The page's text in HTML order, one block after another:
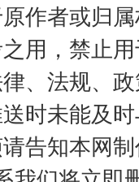
作者或归
用，禁止
、法规、
时未能及
告知本网